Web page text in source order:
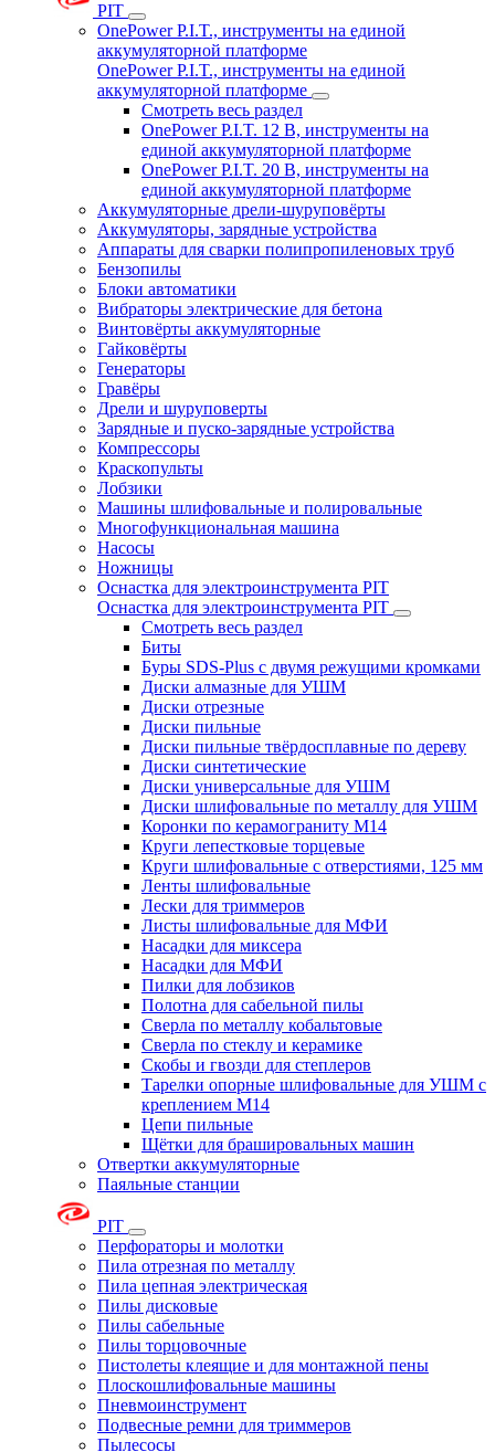
PIT
OnePower P.I.T., инструменты на единой
аккумуляторной платформе
OnePower P.I.T., инструменты на единой
аккумуляторной платформе
Смотреть весь раздел
OnePower P.I.T. 12 В, инструменты на
единой аккумуляторной платформе
OnePower P.I.T. 20 В, инструменты на
единой аккумуляторной платформе
Аккумуляторные дрели-шуруповёрты
Аккумуляторы, зарядные устройства
Аппараты для сварки полипропиленовых труб
Бензопилы
Блоки автоматики
Вибраторы электрические для бетона
Винтовёрты аккумуляторные
Гайковёрты
Генераторы
Гравёры
Дрели и шуруповерты
Зарядные и пуско-зарядные устройства
Компрессоры
Краскопульты
Лобзики
Машины шлифовальные и полировальные
Многофункциональная машина
Насосы
Ножницы
Оснастка для электроинструмента PIT
Оснастка для электроинструмента PIT
Смотреть весь раздел
Биты
Буры SDS-Plus c двумя режущими кромками
Диски алмазные для УШМ
Диски отрезные
Диски пильные
Диски пильные твёрдосплавные по дереву
Диски синтетические
Диски универсальные для УШМ
Диски шлифовальные по металлу для УШМ
Коронки по керамограниту M14
Круги лепестковые торцевые
Круги шлифовальные с отверстиями, 125 мм
Ленты шлифовальные
Лески для триммеров
Листы шлифовальные для МФИ
Насадки для миксера
Насадки для МФИ
Пилки для лобзиков
Полотна для сабельной пилы
Сверла по металлу кобальтовые
Сверла по стеклу и керамике
Скобы и гвозди для степлеров
Тарелки опорные шлифовальные для УШМ с
креплением М14
Цепи пильные
Щётки для брашировальных машин
Отвертки аккумуляторные
Паяльные станции
PIT
Перфораторы и молотки
Пила отрезная по металлу
Пила цепная электрическая
Пилы дисковые
Пилы сабельные
Пилы торцовочные
Пистолеты клеящие и для монтажной пены
Плоскошлифовальные машины
Пневмоинструмент
Подвесные ремни для триммеров
Пылесосы